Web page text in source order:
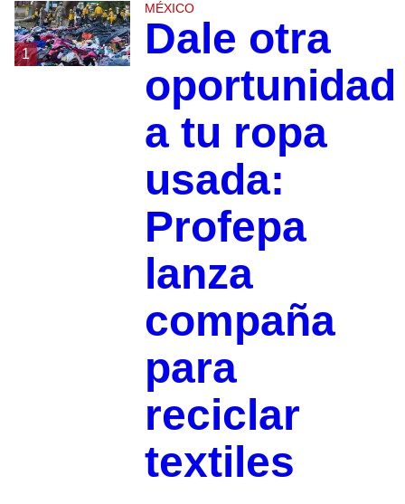
1
MÉXICO
Dale otra
oportunidad
a tu ropa
usada:
Profepa
lanza
compaña
para
reciclar
textiles